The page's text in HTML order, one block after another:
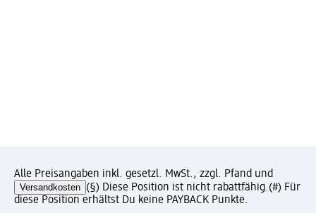
Alle Preisangaben inkl. gesetzl. MwSt., zzgl. Pfand und
Versandkosten (§) Diese Position ist nicht rabattfähig.(#) Für
diese Position erhältst Du keine PAYBACK Punkte.